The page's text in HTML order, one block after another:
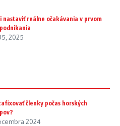
nastaviť reálne očakávania v prvom
2025
členky počas horských
2024